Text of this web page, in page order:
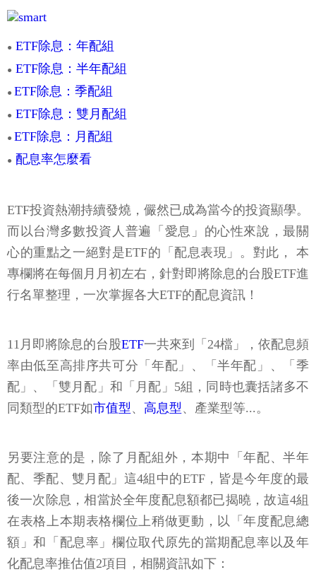
● ETF除息：年配組
● ETF除息：半年配組
● ETF除息：季配組
● ETF除息：雙月配組
● ETF除息：月配組
● 配息率怎麼看
ETF投資熱潮持續發燒，儼然已成為當今的投資顯學。
而以台灣多數投資人普遍「愛息」的心性來說，最關
心的重點之一絕對是ETF的「配息表現」。對此， 本
專欄將在每個月月初左右，針對即將除息的台股ETF進
行名單整理，一次掌握各大ETF的配息資訊！
11月即將除息的台股ETF一共來到「24檔」，依配息頻
率由低至高排序共可分「年配」、「半年配」、「季
配」、「雙月配」和「月配」5組，同時也囊括諸多不
同類型的ETF如市值型 、 高息型 、產業型等...。
另要注意的是，除了月配組外，本期中「年配、半年
配、季配、雙月配」這4組中的ETF，皆是今年度的最
後一次除息，相當於全年度配息額都已揭曉，故這4組
在表格上本期表格欄位上稍做更動，以「年度配息總
額」和「配息率」欄位取代原先的當期配息率以及年
化配息率推估值2項目，相關資訊如下：